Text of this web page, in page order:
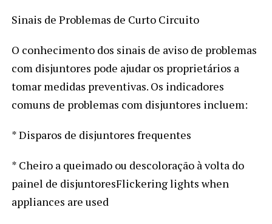
Sinais de Problemas de Curto Circuito
O conhecimento dos sinais de aviso de problemas
com disjuntores pode ajudar os proprietários a
tomar medidas preventivas. Os indicadores
comuns de problemas com disjuntores incluem:
* Disparos de disjuntores frequentes
* Cheiro a queimado ou descoloração à volta do
painel de disjuntoresFlickering lights when
appliances are used